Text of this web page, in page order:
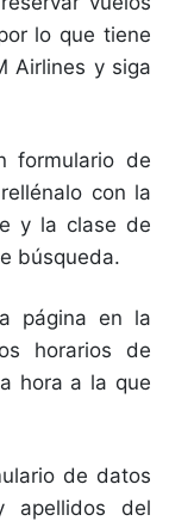
lo que tiene
Airlines y siga
formulario de
con la
y la clase de
búsqueda.
página en la
horarios de
hora a la que
de datos
apellidos del